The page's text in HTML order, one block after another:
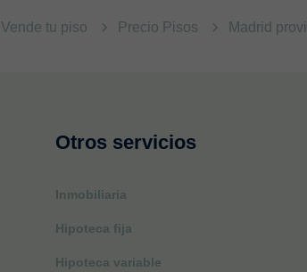
Vende tu piso Precio Pisos Madrid
Otros servicios
Inmobiliaria
Hipoteca fija
Hipoteca variable